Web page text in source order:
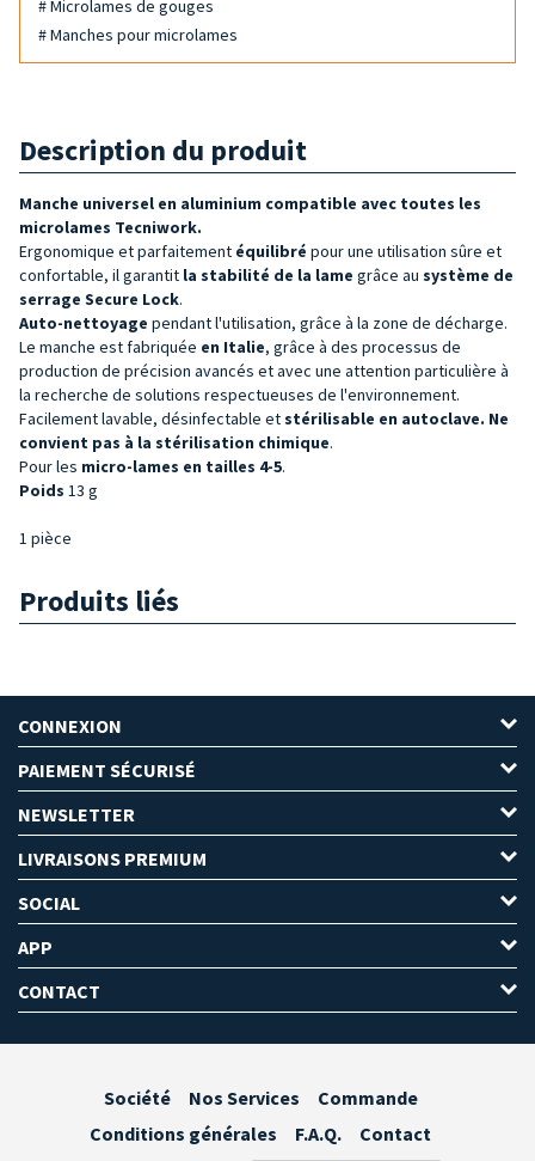
# Microlames de gouges
# Manches pour microlames
Description du produit
Manche universel en aluminium compatible avec toutes les
microlames Tecniwork.
Ergonomique et parfaitement équilibré pour une utilisation sûre et
confortable, il garantit la stabilité de la lame grâce au système de
serrage Secure Lock.
Auto-nettoyage pendant l'utilisation, grâce à la zone de décharge.
Le manche est fabriquée en Italie, grâce à des processus de
production de précision avancés et avec une attention particulière à
la recherche de solutions respectueuses de l'environnement.
Facilement lavable, désinfectable etstérilisable en autoclave. Ne
convient pas à la stérilisation chimique.
Pour les micro-lames en tailles 4-5.
Poids 13 g
1 pièce
Produits liés
CONNEXION
PAIEMENT SÉCURISÉ
NEWSLETTER
LIVRAISONS PREMIUM
SOCIAL
APP
CONTACT
Société Nos Services
Commande
Conditions générales
F.A.Q.
Contact